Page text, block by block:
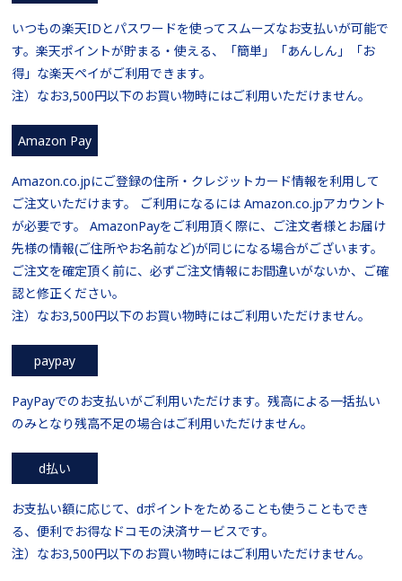
いつもの楽天IDとパスワードを使ってスムーズなお支払いが可能で
す。楽天ポイントが貯まる・使える、「簡単」「あんしん」「お
得」な楽天ペイがご利用できます。
注）なお3,500円以下のお買い物時にはご利用いただけません。
Amazon Pay
Amazon.co.jpにご登録の住所・クレジットカード情報を利用して
ご注文いただけます。 ご利用になるには Amazon.co.jpアカウント
が必要です。 AmazonPayをご利用頂く際に、ご注文者様とお届け
先様の情報(ご住所やお名前など)が同じになる場合がございます。
ご注文を確定頂く前に、必ずご注文情報にお間違いがないか、ご確
認と修正ください。
注）なお3,500円以下のお買い物時にはご利用いただけません。
paypay
PayPayでのお支払いがご利用いただけます。残高による一括払い
のみとなり残高不足の場合はご利用いただけません。
d払い
お支払い額に応じて、dポイントをためることも使うこともでき
る、便利でお得なドコモの決済サービスです。
注）なお3,500円以下のお買い物時にはご利用いただけません。